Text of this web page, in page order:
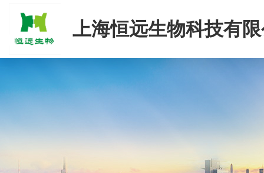
上海恒远生物科技有